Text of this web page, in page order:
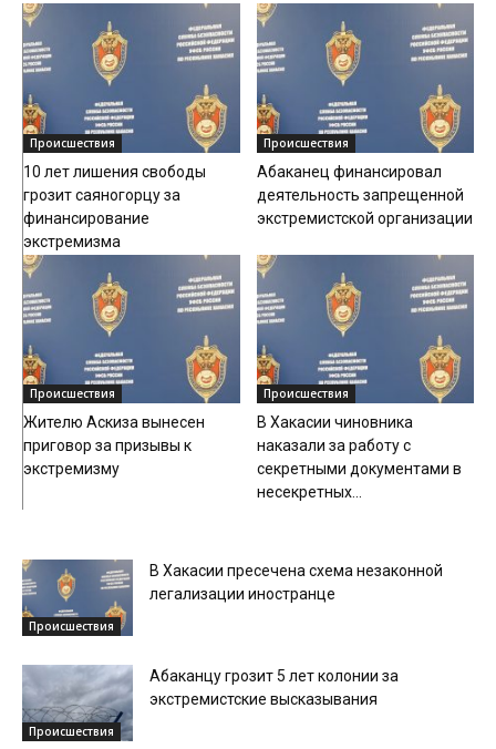
Происшествия
10 лет лишения свободы
грозит саяногорцу за
финансирование
экстремизма
Происшествия
Абаканец финансировал
деятельность запрещенной
экстремистской организации
Происшествия
Жителю Аскиза вынесен
приговор за призывы к
экстремизму
Происшествия
В Хакасии чиновника
наказали за работу с
секретными документами в
несекретных...
Происшествия
В Хакасии пресечена схема незаконной
легализации иностранце
Происшествия
Абаканцу грозит 5 лет колонии за
экстремистские высказывания